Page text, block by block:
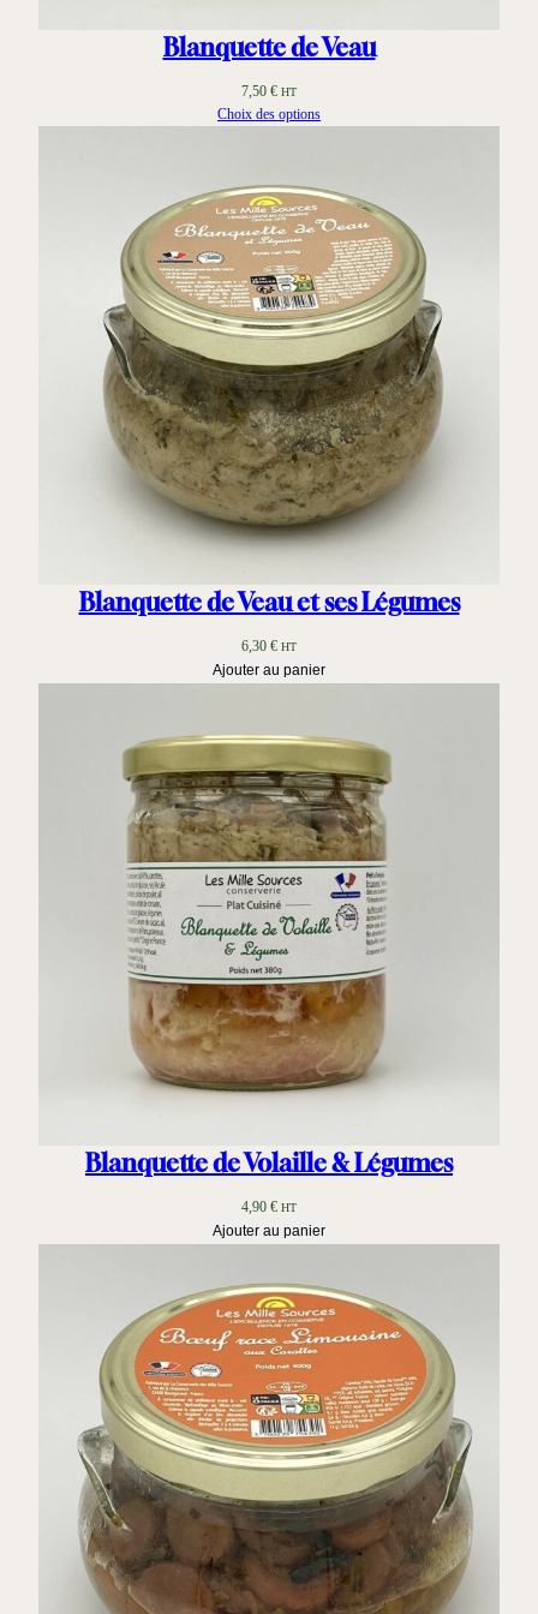
Blanquette de Veau
7,50 € HT
Choix des options
Blanquette de Veau et ses Légumes
6,30 € HT
Ajouter au panier
Blanquette de Volaille & Légumes
4,90 € HT
Ajouter au panier